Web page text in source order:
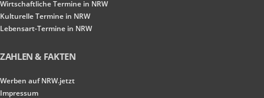
Wirtschaftliche Termine in NRW
Kulturelle Termine in NRW
Lebensart-Termine in NRW
ZAHLEN & FAKTEN
Werben auf NRW.jetzt
Impressum